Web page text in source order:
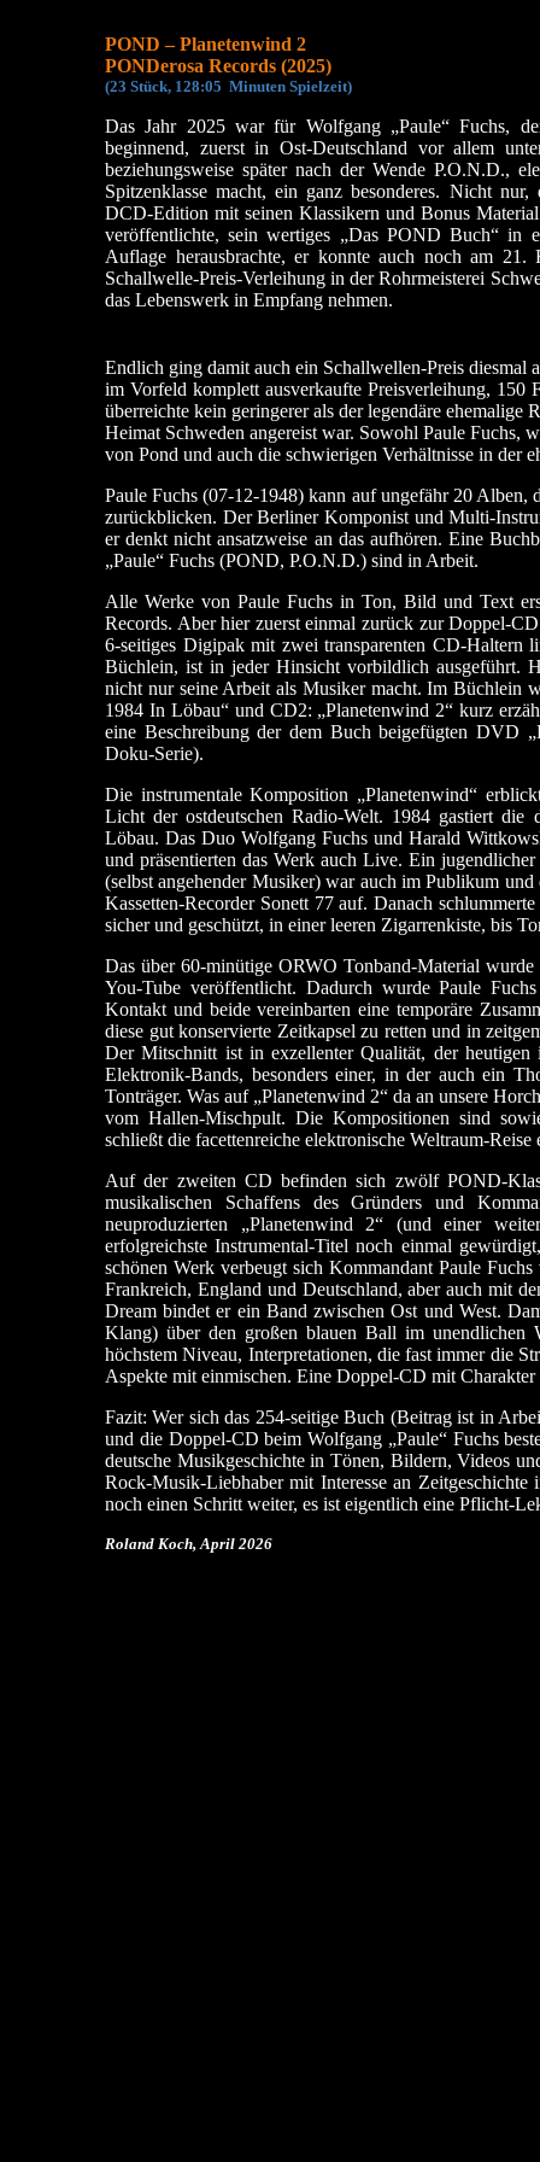
POND – Planetenwind 2
PONDerosa Records (2025)
(23 Stück, 128:05 Minuten Spielzeit)
Das Jahr 2025 war für Wolfgang „Paule“ Fuchs,
beginnend, zuerst in Ost-Deutschland vor allem
beziehungsweise später nach der Wende P.O.N.D.,
Spitzenklasse macht, ein ganz besonderes. Nicht
DCD-Edition mit seinen Klassikern und Bonus
veröffentlichte, sein wertiges „Das POND Buch“ in
Auflage herausbrachte, er konnte auch noch am 21.
Schallwelle-Preis-Verleihung in der Rohrmeisterei
das Lebenswerk in Empfang nehmen.
Endlich ging damit auch ein Schallwellen-Preis diesmal
im Vorfeld komplett ausverkaufte Preisverleihung, 150
überreichte kein geringerer als der legendäre
Heimat Schweden angereist war. Sowohl Paule
von Pond und auch die schwierigen Verhältnisse in der
Paule Fuchs (07-12-1948) kann auf ungefähr 20
zurückblicken. Der Berliner Komponist und Multi-
er denkt nicht ansatzweise an das aufhören. Eine
„Paule“ Fuchs (POND, P.O.N.D.) sind in Arbeit.
Alle Werke von Paule Fuchs in Ton, Bild und Text
Records. Aber hier zuerst einmal zurück zur Doppel-
6-seitiges Digipak mit zwei transparenten CD-Haltern
Büchlein, ist in jeder Hinsicht vorbildlich ausgeführt.
nicht nur seine Arbeit als Musiker macht. Im Büchlein
1984 In Löbau“ und CD2: „Planetenwind 2“ kurz
eine Beschreibung der dem Buch beigefügten DVD
Doku-Serie).
Die instrumentale Komposition „Planetenwind“
Licht der ostdeutschen Radio-Welt. 1984 gastiert die
Löbau. Das Duo Wolfgang Fuchs und Harald
und präsentierten das Werk auch Live. Ein
(selbst angehender Musiker) war auch im Publikum
Kassetten-Recorder Sonett 77 auf. Danach
sicher und geschützt, in einer leeren Zigarrenkiste, bis
Das über 60-minütige ORWO Tonband-Material
You-Tube veröffentlicht. Dadurch wurde Paule
Kontakt und beide vereinbarten eine temporäre
diese gut konservierte Zeitkapsel zu retten und in
Der Mitschnitt ist in exzellenter Qualität, der
Elektronik-Bands, besonders einer, in der auch ein
Tonträger. Wasauf „Planetenwind 2“ da an unsere
vom Hallen-Mischpult. Die Kompositionen sind
schließt die facettenreiche elektronische Weltraum-Reise
Auf der zweiten CD befinden sich zwölf POND-
musikalischen Schaffens des Gründers und
neuproduzierten „Planetenwind 2“ (und einer
erfolgreichste Instrumental-Titel noch einmal
schönen Werk verbeugt sich Kommandant Paule
Frankreich, England und Deutschland, aber auch mit
Dream bindet er ein Band zwischen Ost und West.
Klang) über den großen blauen Ball im unendlichen
höchstem Niveau, Interpretationen, die fast immer die
Aspekte mit einmischen. Eine Doppel-CD mit
Fazit: Wer sich das 254-seitige Buch (Beitrag ist in
und die Doppel-CD beim Wolfgang „Paule“ Fuchs
deutsche Musikgeschichte in Tönen, Bildern, Videos
Rock-Musik-Liebhaber mit Interesse an
noch einen Schritt weiter, es ist eigentlich eine Pflicht-
Roland Koch, April 2026